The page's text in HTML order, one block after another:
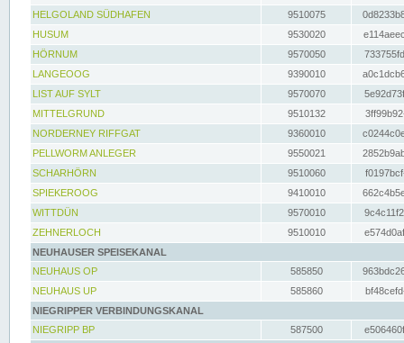
HELGOLAND SÜDHAFEN
9510075
HUSUM
9530020
HÖRNUM
9570050
LANGEOOG
9390010
LIST AUF SYLT
9570070
MITTELGRUND
9510132
NORDERNEY RIFFGAT
9360010
PELLWORM ANLEGER
9550021
SCHARHÖRN
9510060
SPIEKEROOG
9410010
WITTDÜN
9570010
ZEHNERLOCH
9510010
NEUHAUSER SPEISEKANAL
NEUHAUS OP
585850
NEUHAUS UP
585860
NIEGRIPPER VERBINDUNGSKANAL
NIEGRIPP BP
587500